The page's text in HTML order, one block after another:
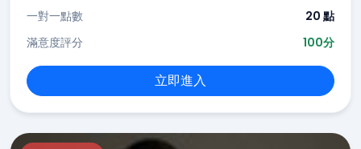
一對一點數
20 點
滿意度評分
100分
立即進入